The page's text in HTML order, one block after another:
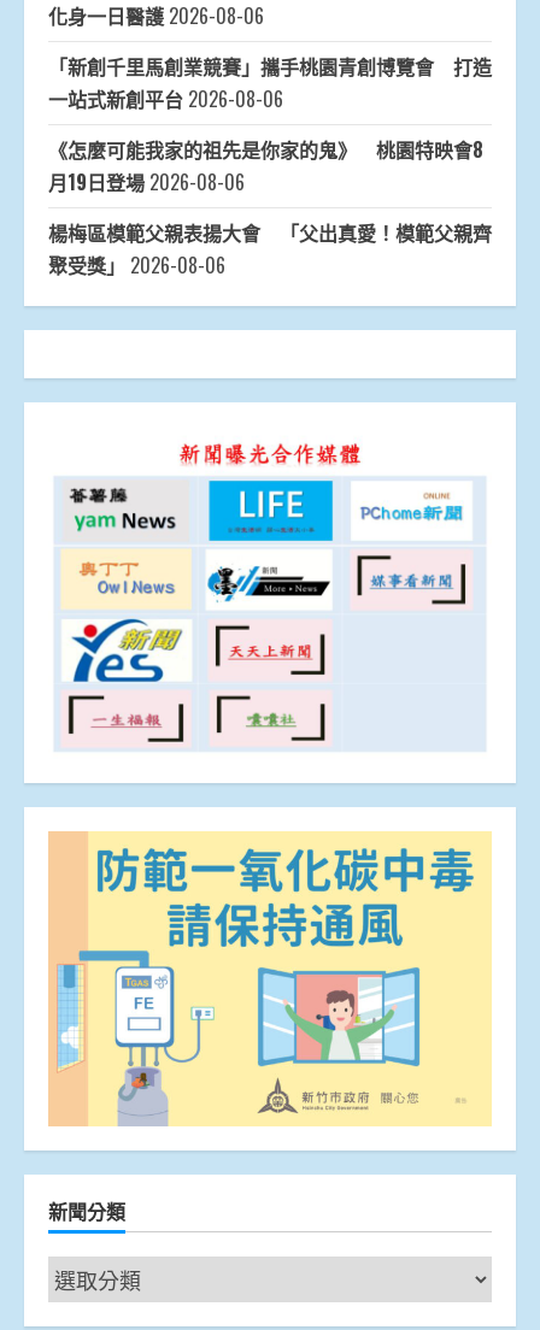
化身一日醫護 2026-08-06
「新創千里馬創業競賽」攜手桃園青創博覽會 打造
一站式新創平台 2026-08-06
《怎麼可能我家的祖先是你家的鬼》 桃園特映會8
月19日登場 2026-08-06
楊梅區模範父親表揚大會 「父出真愛！模範父親齊
聚受獎」 2026-08-06
新聞分類
新
聞